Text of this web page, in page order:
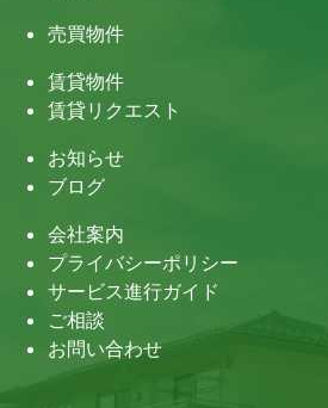
売買物件
賃貸物件
賃貸リクエスト
お知らせ
ブログ
会社案内
プライバシーポリシー
サービス進行ガイド
ご相談
お問い合わせ